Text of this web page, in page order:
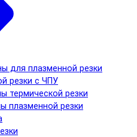
для плазменной резки
резки с ЧПУ
термической резки
плазменной резки